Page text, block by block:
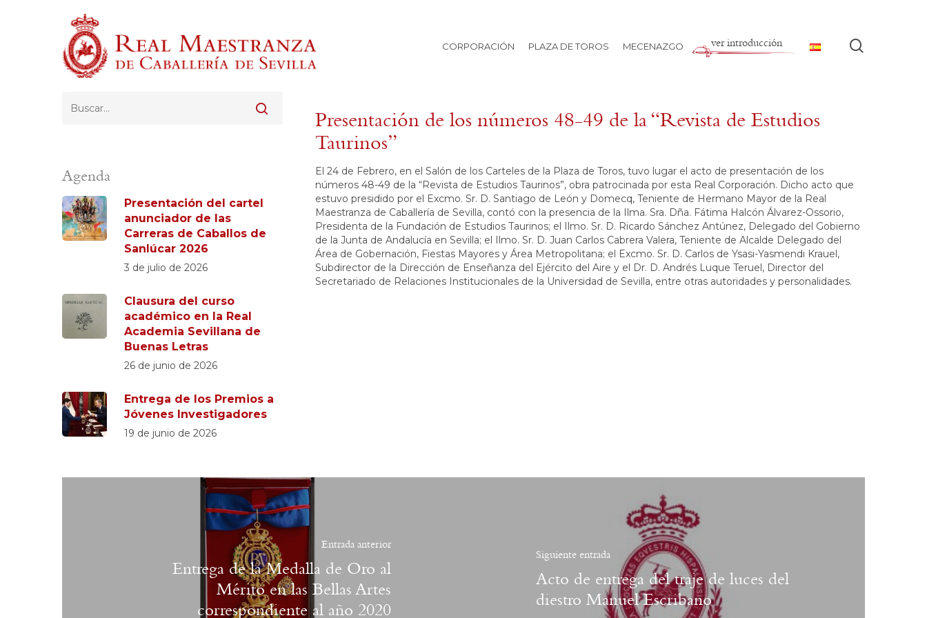
CORPORACIÓN PLAZA DE TOROS MECENAZGO ver introducción
Presentación de los números 48-49 de la “Revista de Estudios
Taurinos”
El 24 de Febrero, en el Salón de los Carteles de la Plaza de Toros, tuvo lugar el acto de presentación de los
números 48-49 de la “Revista de Estudios Taurinos”, obra patrocinada por esta Real Corporación. Dicho acto que
estuvo presidido por el Excmo. Sr. D. Santiago de León y Domecq, Teniente de Hermano Mayor de la Real
Maestranza de Caballería de Sevilla, contó con la presencia de la Ilma. Sra. Dña. Fátima Halcón Álvarez-Ossorio,
Presidenta de la Fundación de Estudios Taurinos; el Ilmo. Sr. D. Ricardo Sánchez Antúnez, Delegado del Gobierno
de la Junta de Andalucía en Sevilla; el Ilmo. Sr. D. Juan Carlos Cabrera Valera, Teniente de Alcalde Delegado del
Área de Gobernación, Fiestas Mayores y Área Metropolitana; el Excmo. Sr. D. Carlos de Ysasi-Yasmendi Krauel,
Subdirector de la Dirección de Enseñanza del Ejército del Aire y el Dr. D. Andrés Luque Teruel, Director del
Secretariado de Relaciones Institucionales de la Universidad de Sevilla, entre otras autoridades y personalidades.
Agenda
Presentación del cartel
anunciador de las
Carreras de Caballos de
Sanlúcar 2026
3 de julio de 2026
Clausura del curso
académico en la Real
Academia Sevillana de
Buenas Letras
26 de junio de 2026
Entrega de los Premios a
Jóvenes Investigadores
19 de junio de 2026
Entrada anterior
Entrega de la Medalla de Oro al
Mérito en las Bellas Artes
correspondiente al año 2020
Siguiente entrada
Acto de entrega del traje de luces del
diestro Manuel Escribano